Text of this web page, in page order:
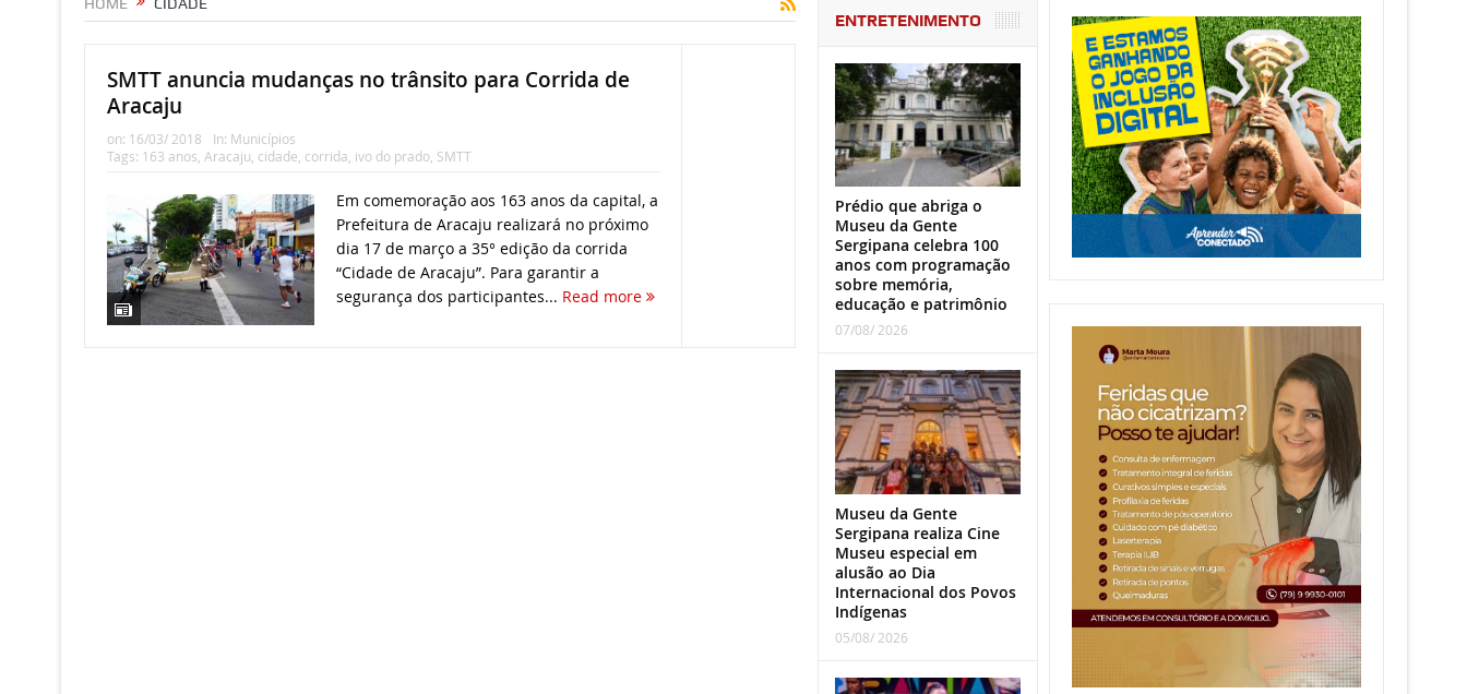
SMTT anuncia mudanças no trânsito para Corrida de
Aracaju
on: 16/03/ 2018 In: Municípios
Tags: 163 anos Aracaju cidade corrida ivo do prado, SMTT
Em comemoração aos 163 anos da capital, a
Prefeitura de Aracaju realizará no próximo
dia 17 de março a 35° edição da corrida
“Cidade de Aracaju”. Para garantir a
segurança dos participantes... Read more
ENTRETENIMENTO
Prédio que abriga o
Museu da Gente
Sergipana celebra 100
anos com programação
sobre memória,
educação e patrimônio
07/08/ 2026
Museu da Gente
Sergipana realiza Cine
Museu especial em
alusão ao Dia
Internacional dos Povos
Indígenas
05/08/ 2026